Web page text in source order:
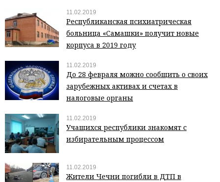
11.02.2019
Республиканская психиатрическая
больница «Самашки» получит новые
корпуса в 2019 году
11.02.2019
До 28 февраля можно сообщить о своих
зарубежных активах и счетах в
налоговые органы
11.02.2019
Учащихся республики знакомят с
избирательным процессом
11.02.2019
Жители Чечни погибли в ДТП в